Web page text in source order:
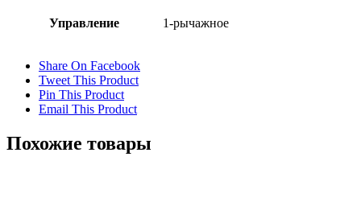
Управление 1-рычажное
Share On Facebook
Tweet This Product
Pin This Product
Email This Product
Похожие товары